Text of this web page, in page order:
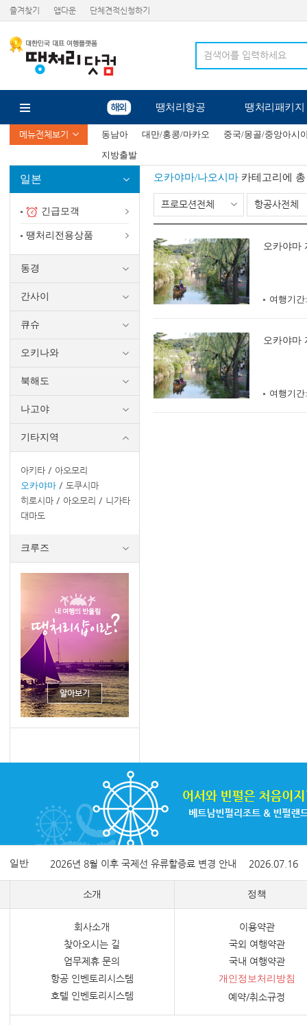
즐겨찾기 앱다운 단체견적신청하기
땡처리항공 땡처리패키지
메뉴전체보기 동남아 대만/홍콩/마카오
중국/몽골/중앙아시
지방출발
일본
긴급모객
땡처리전용상품
동경
간사이
큐슈
오키나와
북해도
나고야
기타지역
아키타
아오모리
오카야마
도쿠시마
히로시마
아오모리
니가타
대마도
크루즈
오카야마/나오시마 카테고리에
프로모션전체 항공사전체
오카야마
여행기간:
오카야마
여행기간:
일반 2026년 8월 이후 국제선 유류할증료 변경 안내 2026.07.16
소개
회사소개
찾아오시는 길
업무제휴 문의
항공 인벤토리시스템
호텔 인벤토리시스템
정책
이용약관
국외 여행약관
국내 여행약관
개인정보처리방침
예약/취소규정